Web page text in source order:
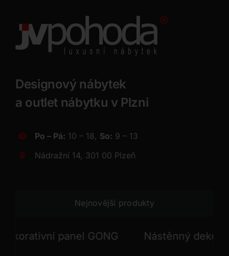
Designový nábytek
a outlet nábytku v Plzni
Po – Pá: 10 – 18, So: 9 – 13
Nádražní 14, 301 00 Plzeň
Nejnovější produkty
panel GONG Nástěnný dekorativní